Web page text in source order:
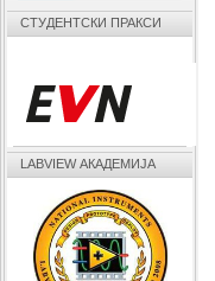
СТУДЕНТСКИ ПРАКСИ
LABVIEW АКАДЕМИЈА